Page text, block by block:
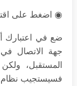
◉ اضغط على
ضع في اعتبارك
جهة الاتصال
المستقبل،
فسيستجيب نظام iOS في النهاية ويفهم مرادك.